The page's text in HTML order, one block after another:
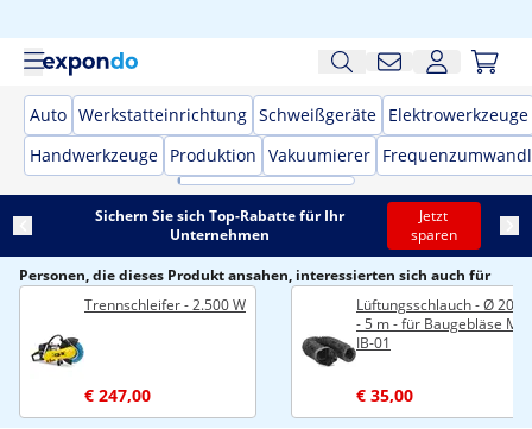
Auto Werkstatteinrichtung Schweißgeräte Elektrowerkzeuge
Handwerkzeuge Produktion Vakuumierer
Sichern Sie sich Top-Rabatte für Ihr
Unternehmen
Jetzt
sparen
Personen, die dieses Produkt ansahen, interessierten sich auch für
Trennschleifer - 2.500 W
€ 247,00
Lüftungsschlauch - Ø 200
- 5 m - für Baugebläse
IB-01
€ 35,00